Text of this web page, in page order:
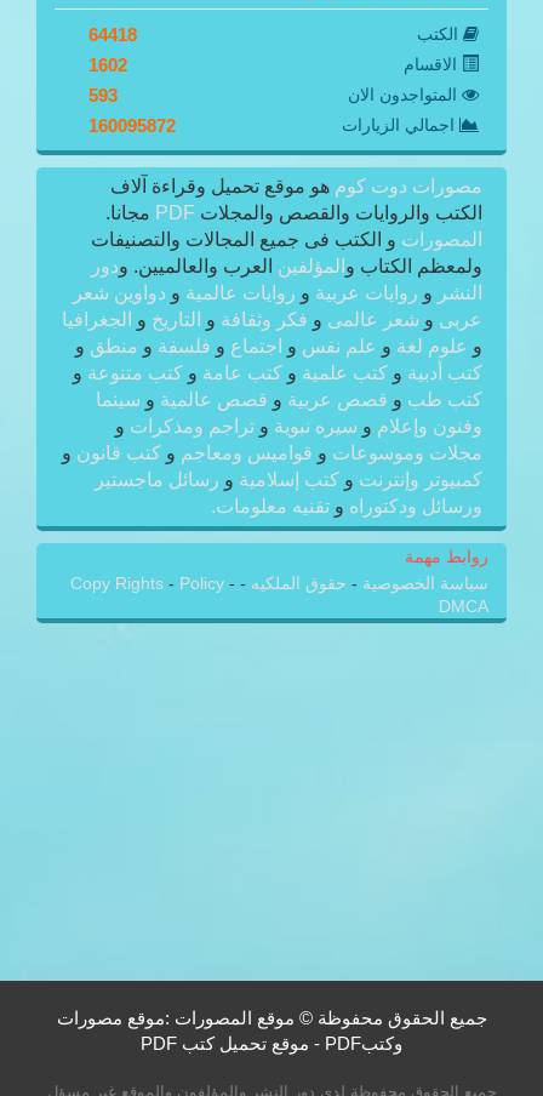
الكتب 64418
الاقسام 1602
المتواجدون الان 593
اجمالي الزيارات 160095872
مصورات دوت كوم هو موقع تحميل وقراءة آلاف
الكتب والروايات والقصص والمجلات PDF مجانا.
المصورات و الكتب فى جميع المجالات والتصنيفات
ولمعظم الكتاب و المؤلفين العرب والعالميين. ودور
النشر و روايات عربية و روايات عالمية و دواوين شعر
عربى و شعر عالمى و فكر وثقافة و التاريخ و الجغرافيا
و علوم لغة و علم نفس و اجتماع و فلسفة و منطق و
كتب أدبية و كتب علمية و كتب عامة و كتب متنوعة و
كتب طب و قصص عربية و قصص عالمية و سينما
وفنون وإعلام و سيره نبوية و تراجم ومذكرات و
مجلات وموسوعات و قواميس ومعاجم و كتب قانون و
كمبيوتر وإنترنت و كتب إسلامية و رسائل ماجستير
ورسائل ودكتوراه و تقنيه معلومات.
روابط مهمة
سياسة الخصوصية - حقوق الملكيه -
Copy Rights - Policy -
DMCA
جميع الحقوق محفوظة © موقع المصورات :موقع مصورات
وكتبPDF - موقع تحميل كتب PDF
جميع الحقوق محفوظة لدى دور النشر والمؤلفون والموقع غير مسؤل